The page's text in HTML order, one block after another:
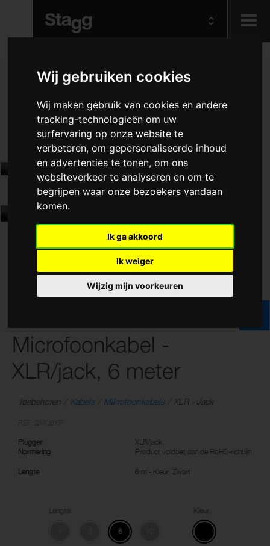
Wij gebruiken cookies
Wij maken gebruik van cookies en andere
tracking-technologieën om uw
surfervaring op onze website te
verbeteren, om gepersonaliseerde inhoud
en advertenties te tonen, om ons
websiteverkeer te analyseren en om te
begrijpen waar onze bezoekers vandaan
komen.
Ik ga akkoord
Ik weiger
Wijzig mijn voorkeuren
Audio &
Lighting
Microfoonkabel -
XLR/jack, 6 meter
Toebehoren Kabels Mikrofoonkabels XLR - Jack
Pluggen
XLR/jack
Normering
Product voldoet aan de RoHS-richtlijn
Lengte 6 m - Kleur: Zwart
6